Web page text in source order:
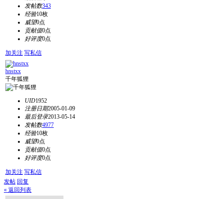
发帖数343
经验10枚
威望0点
贡献值0点
好评度0点
加关注 写私信
hnstxx
千年狐狸
UID1952
注册日期2005-01-09
最后登录2013-05-14
发帖数4977
经验10枚
威望0点
贡献值0点
好评度0点
加关注 写私信
发帖 回复
« 返回列表